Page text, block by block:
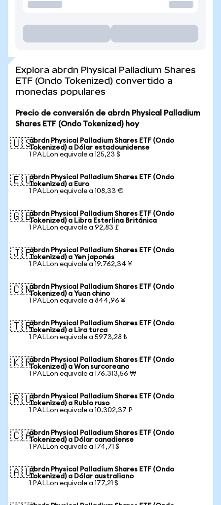
Explora abrdn Physical Palladium Shares
ETF (Ondo Tokenized) convertido a
monedas populares
Precio de conversión de abrdn Physical Palladium
Shares ETF (Ondo Tokenized) hoy
🇺🇸abrdn Physical Palladium Shares ETF (Ondo
Tokenized) a Dólar estadounidense
1 PALLon equivale a 125,23 $
🇪🇺abrdn Physical Palladium Shares ETF (Ondo
Tokenized) a Euro
1 PALLon equivale a 108,33 €
🇬🇧abrdn Physical Palladium Shares ETF (Ondo
Tokenized) a Libra Esterlina Británica
1 PALLon equivale a 92,83 £
🇯🇵abrdn Physical Palladium Shares ETF (Ondo
Tokenized) a Yen japonés
1 PALLon equivale a 19.762,34 ¥
🇨🇳abrdn Physical Palladium Shares ETF (Ondo
Tokenized) a Yuan chino
1 PALLon equivale a 844,96 ¥
🇹🇷abrdn Physical Palladium Shares ETF (Ondo
Tokenized) a Lira turca
1 PALLon equivale a 5973,28 ₺
🇰🇷abrdn Physical Palladium Shares ETF (Ondo
Tokenized) a Won surcoreano
1 PALLon equivale a 176.313,56 ₩
🇷🇺abrdn Physical Palladium Shares ETF (Ondo
Tokenized) a Rublo ruso
1 PALLon equivale a 10.302,37 ₽
🇨🇦abrdn Physical Palladium Shares ETF (Ondo
Tokenized) a Dólar canadiense
1 PALLon equivale a 174,71 $
🇦🇺abrdn Physical Palladium Shares ETF (Ondo
Tokenized) a Dólar australiano
1 PALLon equivale a 177,21 $